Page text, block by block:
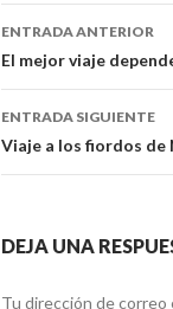
Navegación
de
entradas
ENTRADA ANTERIOR
El mejor viaje
ENTRADA SIGUIENTE
Viaje a los fiordos de
DEJA UNA
Tu dirección de correo